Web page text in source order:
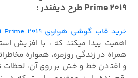
Prime 2019 طرح دیفندر :
خرید قاب گوشی هواوی Huawei Y9 Prime 2019
اهمیت پیدا میکند که ، با افزایش
همراه در زندگی روزمره، همواره
و افتادن خط و خش بر روی آن، لحظات